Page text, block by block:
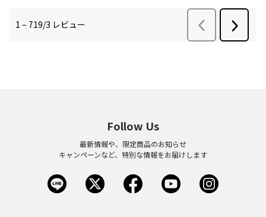
Follow Us
最新情報や、限定商品のお知らせ
キャンペーンなど、特別な情報をお届けします